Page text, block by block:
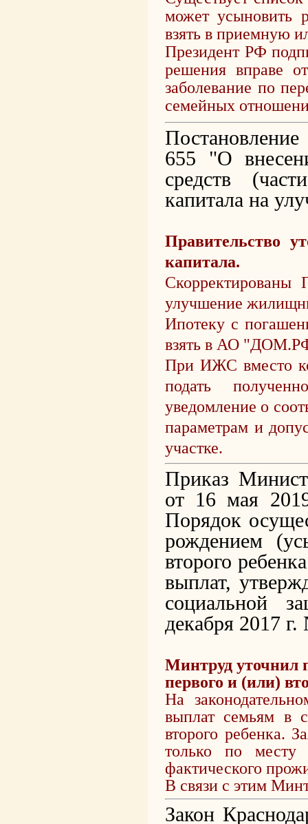
может усыновить
взять в приемную
Президент РФ
решения вправе
заболевание по
семейных
655 "О
средств
капитала на
Правительство
капитала.
Скорректированы
улучшение
Ипотеку с
взять в АО
При ИЖС вместо
подать
уведомление о
параметрам и
участке.
Приказ
от 16 мая
Порядок
рождением
второго
выплат,
социальной
декабря 2017 г.
Минтруд уточнил
первого и (или)
На
выплат семьям в
второго ребенка.
только по
фактического
В связи с этим
Закон